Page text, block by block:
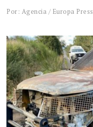
Por: Agencia / Europa Press